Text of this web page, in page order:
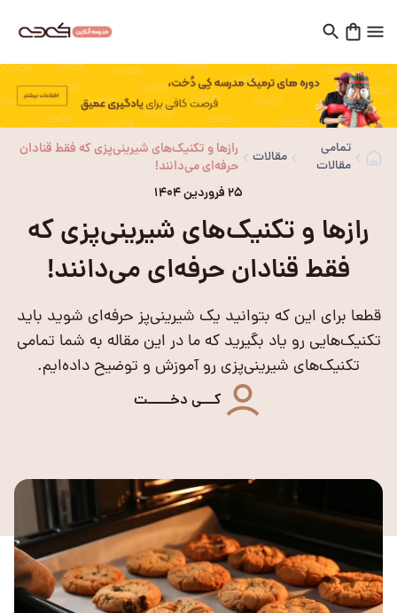
تمامی
مقالات
مقالات
رازها و تکنیک‌های شیرینی‌پزی که فقط قنادان
حرفه‌ای می‌دانند!
25 فروردین 1404
رازها و تکنیک‌های شیرینی‌پزی که
فقط قنادان حرفه‌ای می‌دانند!
قطعا برای این که بتوانید یک شیرینی‌پز حرفه‌ای شوید باید
تکنیک‌هایی رو یاد بگیرید که ما در این مقاله به شما تمامی
تکنیک‌های شیرینی‌پزی رو آموزش و توضیح داده‌ایم.
کـــی دخـــــت